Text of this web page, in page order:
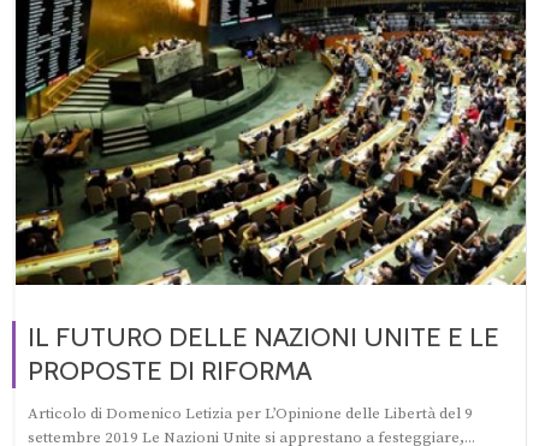
IL FUTURO DELLE NAZIONI UNITE E LE
PROPOSTE DI RIFORMA
Articolo di Domenico Letizia per L’Opinione delle Libertà del 9
settembre 2019 Le Nazioni Unite si apprestano a festeggiare,...